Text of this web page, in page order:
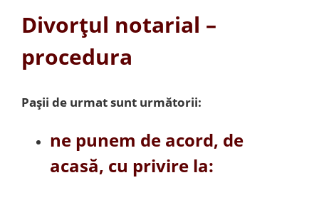
Divorțul notarial –
procedura
Pașii de urmat sunt următorii:
ne punem de acord, de
acasă, cu privire la: